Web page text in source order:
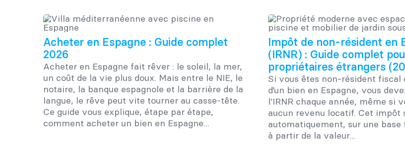
Acheter en Espagne : Guide complet
2026
Acheter en Espagne fait rêver : le soleil, la mer,
un coût de la vie plus doux. Mais entre le NIE, le
notaire, la banque espagnole et la barrière de la
langue, le rêve peut vite tourner au casse-tête.
Ce guide vous explique, étape par étape,
comment acheter un bien en Espagne...
Impôt de non-résident en
(IRNR) : Guide complet
propriétaires étrangers
Si vous êtes non-résident fiscal
d’un bien en Espagne, vous
l’IRNR chaque année, même si
aucun revenu locatif. Cet impôt
automatiquement, sur une
à partir de la valeur...